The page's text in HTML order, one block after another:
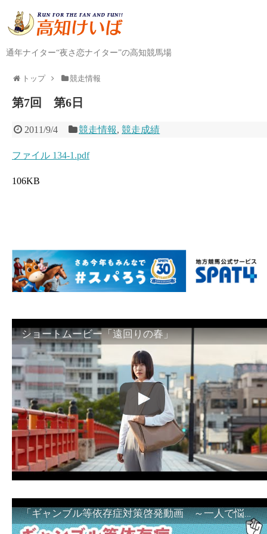
通年ナイター“夜さ恋ナイター”の高知競馬場
トップ 競走情報
第7回 第6日
2011/9/4 競走情報,競走成績
ファイル 134-1.pdf
106KB
ショートムービー「遠回りの春」
「ギャンブル等依存症対策啓発動画 ～一人で悩まず、家族で悩まず、まず！相談機関へ～」